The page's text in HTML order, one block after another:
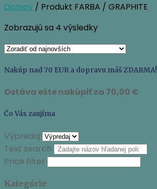
Domov / Produkt FARBA / GRAPHITE
Zobrazujú sa 4 výsledkyZoradené
najnovších
Nakúp nad 70 EUR a dopravu máš ZDARMA!
Ostáva ešte nakúpiť za 70,00 €
Čo Vás zaujíma
Výpredaj
Text search
Price filter
Kategórie